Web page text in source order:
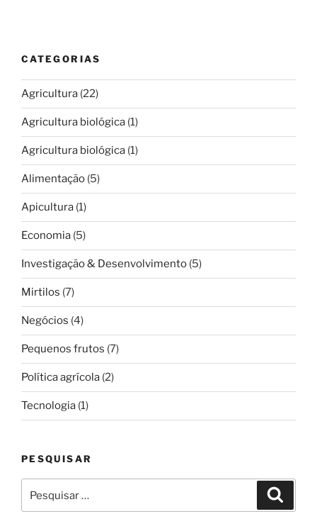
CATEGORIAS
Agricultura (22)
Agricultura biológica (1)
Agricultura biológica (1)
Alimentação (5)
Apicultura (1)
Economia (5)
Investigação & Desenvolvimento (5)
Mirtilos (7)
Negócios (4)
Pequenos frutos (7)
Política agrícola (2)
Tecnologia (1)
PESQUISAR
por: